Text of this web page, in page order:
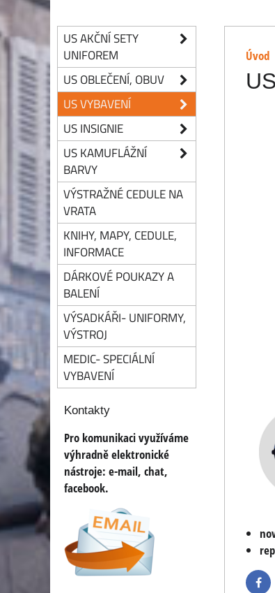
Úvod
US AKČNÍ SETY
UNIFOREM
US OBLEČENÍ, OBUV
US VYBAVENÍ
US INSIGNIE
US KAMUFLÁŽNÍ
BARVY
VÝSTRAŽNÉ CEDULE NA
VRATA
KNIHY, MAPY, CEDULE,
INFORMACE
DÁRKOVÉ POUKAZY A
BALENÍ
VÝSADKÁŘI- UNIFORMY,
VÝSTROJ
MEDIC- SPECIÁLNÍ
VYBAVENÍ
Kontakty
Pro komunikaci využíváme
výhradně elektronické
nástroje: e-mail, chat,
facebook.